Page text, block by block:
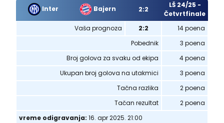
Inter Bajern 2:2
LŠ 24/25 -
Četvrtfinale
Vaša prognoza
2:2
14 poena
Pobednik
3 poena
Broj golova za svaku od ekipa
4 poena
Ukupan broj golova na utakmici
3 poena
Tačna razlika
2 poena
Tačan rezultat
2 poena
vreme odigravanja: 16. apr 2025. 21:00